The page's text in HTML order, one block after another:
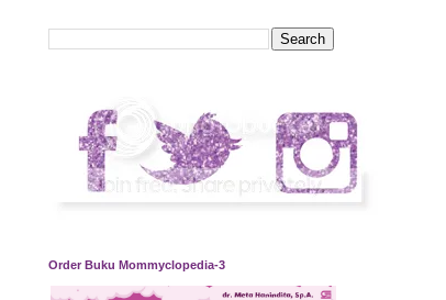
Order Buku Mommyclopedia-3